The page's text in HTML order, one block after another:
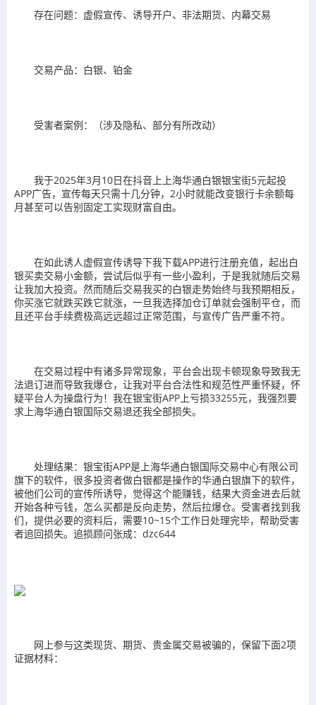
存在问题：虚假宣传、诱导开户、非法期货、内幕交易
交易产品：白银、铂金
受害者案例：（涉及隐私、部分有所改动）
我于2025年3月10日在抖音上上海华通白银银宝街5元起投
APP广告，宣传每天只需十几分钟，2小时就能改变银行卡余额每
月甚至可以告别固定工实现财富自由。
在如此诱人虚假宣传诱导下我下载APP进行注册充值，起出白
银买卖交易小金额，尝试后似乎有一些小盈利，于是我就随后交易
让我加大投资。然而随后交易我买的白银走势始终与我预期相反，
你买涨它就跌买跌它就涨，一旦我选择加仓订单就会强制平仓，而
且还平台手续费极高远远超过正常范围，与宣传广告严重不符。
在交易过程中有诸多异常现象，平台会出现卡顿现象导致我无
法退订进而导致我爆仓，让我对平台合法性和规范性严重怀疑，怀
疑平台人为操盘行为！我在银宝街APP上亏损33255元，我强烈要
求上海华通白银国际交易退还我全部损失。
处理结果：银宝街APP是上海华通白银国际交易中心有限公司
旗下的软件，很多投资者做白银都是操作的华通白银旗下的软件，
被他们公司的宣传所诱导，觉得这个能赚钱，结果大资金进去后就
开始各种亏钱，怎么买都是反向走势，然后拉爆仓。受害者找到我
们，提供必要的资料后，需要10~15个工作日处理完毕，帮助受害
者追回损失。追损顾问张成：dzc644
网上参与这类现货、期货、贵金属交易被骗的，保留下面2项
证据材料：